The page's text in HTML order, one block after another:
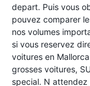
depart. Puis vous
pouvez comparer
nos volumes
si vous reservez
voitures en
grosses voitures,
special. N attendez